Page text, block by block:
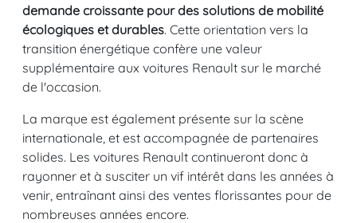
demande croissante pour des solutions de mobilité
écologiques et durables. Cette orientation vers la
transition énergétique confère une valeur
supplémentaire aux voitures Renault sur le marché
de l'occasion.
La marque est également présente sur la scène
internationale, et est accompagnée de partenaires
solides. Les voitures Renault continueront donc à
rayonner et à susciter un vif intérêt dans les années à
venir, entraînant ainsi des ventes florissantes pour de
nombreuses années encore.